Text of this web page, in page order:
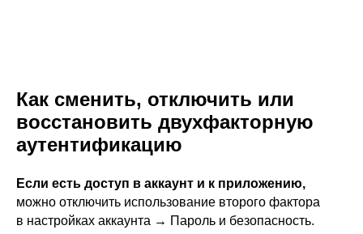
Как сменить, отключить или
восстановить двухфакторную
аутентификацию
Если есть доступ в аккаунт и к приложению,
можно отключить использование второго фактора
в настройках аккаунта → Пароль и безопасность.